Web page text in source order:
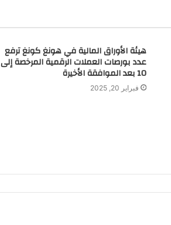
هيئة الأوراق المالية في هونغ كونغ ترفع
عدد بورصات العملات الرقمية المرخصة إلى
10 بعد الموافقة الأخيرة
فبراير 20, 2025